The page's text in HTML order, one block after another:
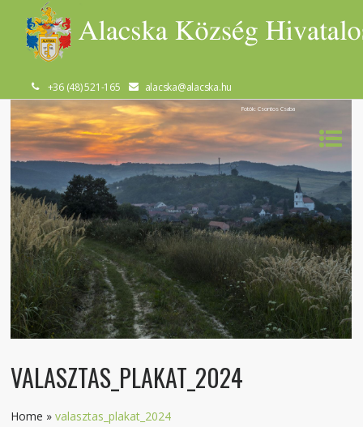
+36 (48) 521-165 alacska@alacska.hu
Fotók: Csontos Csaba
VALASZTAS_PLAKAT_2024
Home »valasztas_plakat_2024